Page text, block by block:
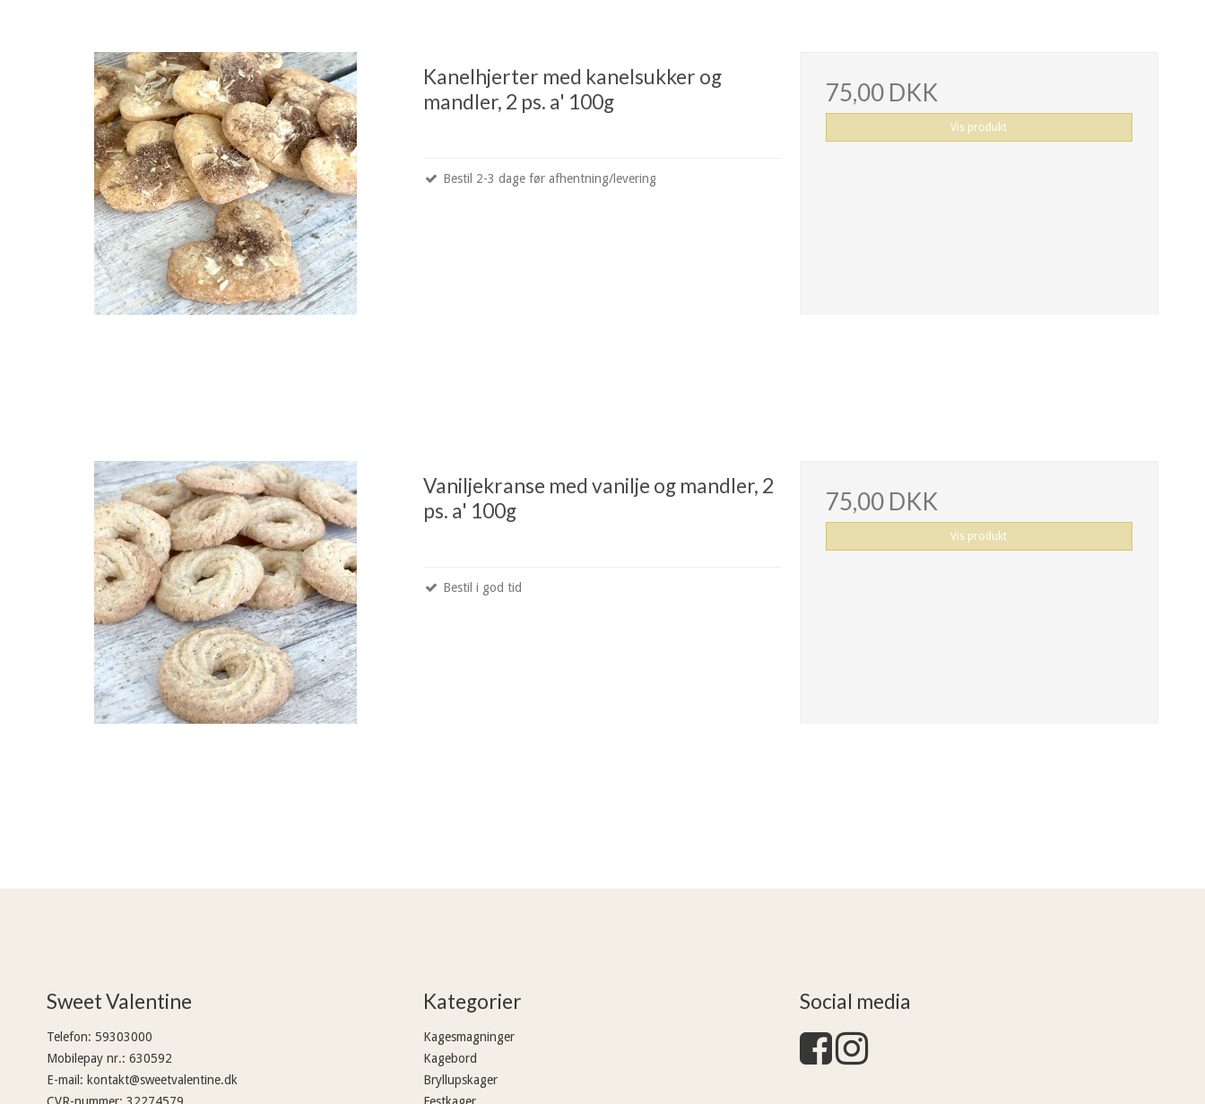
Kanelhjerter med kanelsukker og
mandler, 2 ps. a' 100g
Bestil 2-3 dage før afhentning/levering
75,00 DKK
Vis produkt
Vaniljekranse med vanilje og mandler, 2
ps. a' 100g
Bestil i god tid
75,00 DKK
Vis produkt
Sweet Valentine
Telefon: 59303000
Mobilepay nr.: 630592
E-mail : kontakt@sweetvalentine.dk
CVR-nummer: 32274579
Kategorier
Kagesmagninger
Kagebord
Bryllupskager
Festkager
Social media